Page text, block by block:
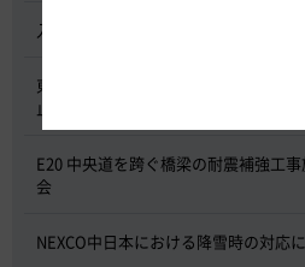
入札に係る不正行為に関する調査及び
東名高速道路 中吉田高架橋 塗装塗替
止委員会
E20 中央道を跨ぐ橋梁の耐震補強工
会
NEXCO中日本における降雪時の対応